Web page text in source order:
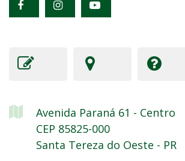
Avenida Paraná 61 - Centro
CEP 85825-000
Santa Tereza do Oeste - PR